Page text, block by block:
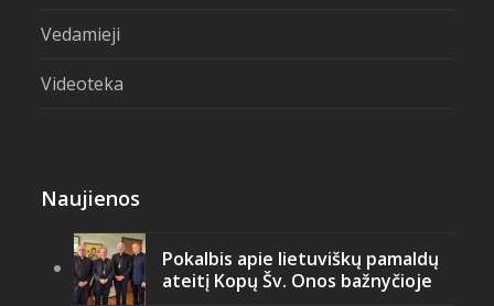
Vedamieji
Videoteka
Naujienos
Pokalbis apie lietuviškų pamaldų
ateitį Kopų Šv. Onos bažnyčioje